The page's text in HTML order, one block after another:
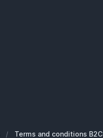
/ Terms and conditions B2C